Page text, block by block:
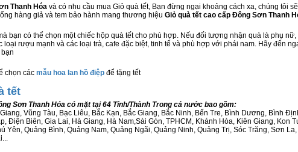
Thanh Hóa và có nhu cầu mua Giỏ quà tết, Bạn đừng ngại khoảng cách xa, chúng tôi
hàng giả và tem bảo hành mang thương hiệu Giỏ quà tết cao cấp Đông Sơn Thanh
bạn có thể chọn một chiếc hộp quà tết cho phù hợp. Nếu đối tượng nhận quà là phụ
loại rượu mạnh và các loại trà, cafe đặc biệt, tinh tế và phù hợp với phái nam. Hãy đến
chọn các mẫu hoa lan hồ điệp để tặng tết
tết
Sơn Thanh Hóa có mặt tại 64 Tỉnh/Thành Trong cả nước bao gồm:
Vũng Tàu, Bạc Liêu, Bắc Kạn, Bắc Giang, Bắc Ninh, Bến Tre, Bình Dương, Bình
Điện Biên, Gia Lai, Hà Giang, Hà Nam,Sài Gòn, TPHCM, Khánh Hòa, Kiên Giang,
Yên, Quảng Bình, Quảng Nam, Quảng Ngãi, Quảng Ninh, Quảng Trị, Sóc Trăng, Sơn